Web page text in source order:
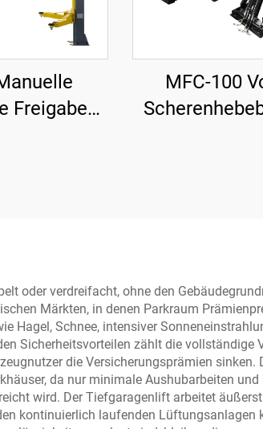
Freigabe
MFC-100
oder verdreifacht, ohne den
Märkten, in denen Parkraum
Hagel, Schnee, intensiver
Sicherheitsvorteilen zählt die vollständige
die Versicherungsprämien sinken.
da nur minimale Aushubarbeiten
wird. Der Tiefgaragenlift arbeitet äußerst
kontinuierlich laufenden Lüftungsanlagen